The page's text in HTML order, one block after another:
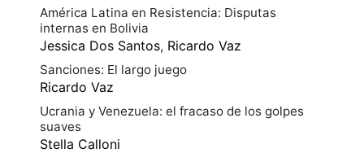
América Latina en Resistencia: Disputas
internas en Bolivia
Jessica Dos Santos, Ricardo Vaz
Sanciones: El largo juego
Ricardo Vaz
Ucrania y Venezuela: el fracaso de los golpes
suaves
Stella Calloni